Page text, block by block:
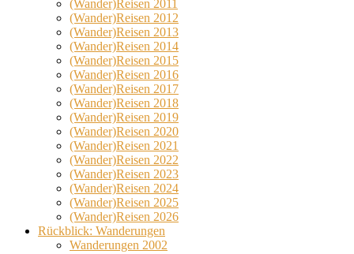
(Wander)Reisen 2011
(Wander)Reisen 2012
(Wander)Reisen 2013
(Wander)Reisen 2014
(Wander)Reisen 2015
(Wander)Reisen 2016
(Wander)Reisen 2017
(Wander)Reisen 2018
(Wander)Reisen 2019
(Wander)Reisen 2020
(Wander)Reisen 2021
(Wander)Reisen 2022
(Wander)Reisen 2023
(Wander)Reisen 2024
(Wander)Reisen 2025
(Wander)Reisen 2026
Rückblick: Wanderungen
Wanderungen 2002